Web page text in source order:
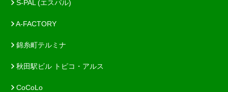
S-PAL (エスパル)
A-FACTORY
錦糸町テルミナ
秋田駅ビル トピコ・アルス
CoCoLo